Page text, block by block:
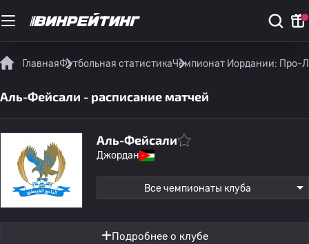
ГлавнаяФутбольная статистикаЧемпионат Иордании: Про-
Аль-Фейсали - расписание матчей
Аль-Фейсали
Джордан
Все чемпионаты клуба
Подробнее о клубе